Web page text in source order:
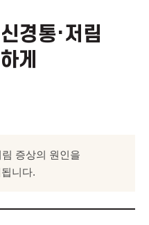
경통·저림
게
증상의 원인을
니다.